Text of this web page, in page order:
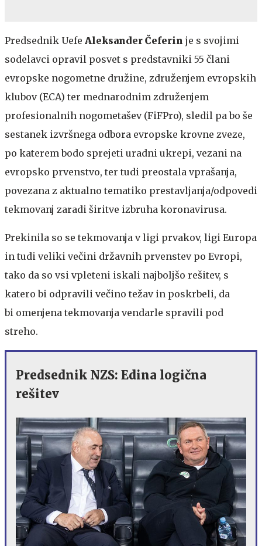
Predsednik Uefe Aleksander Čeferin je s svojimi
sodelavci opravil posvet s predstavniki 55 člani
evropske nogometne družine, združenjem evropskih
klubov (ECA) ter mednarodnim združenjem
profesionalnih nogometašev (FiFPro), sledil pa bo še
sestanek izvršnega odbora evropske krovne zveze,
po katerem bodo sprejeti uradni ukrepi, vezani na
evropsko prvenstvo, ter tudi preostala vprašanja,
povezana z aktualno tematiko prestavljanja/odpovedi
tekmovanj zaradi širitve izbruha koronavirusa.
Prekinila so se tekmovanja v ligi prvakov, ligi Europa
in tudi veliki večini državnih prvenstev po Evropi,
tako da so vsi vpleteni iskali najboljšo rešitev, s
katero bi odpravili večino težav in poskrbeli, da
bi omenjena tekmovanja vendarle spravili pod
streho.
Predsednik NZS: Edina logična
rešitev